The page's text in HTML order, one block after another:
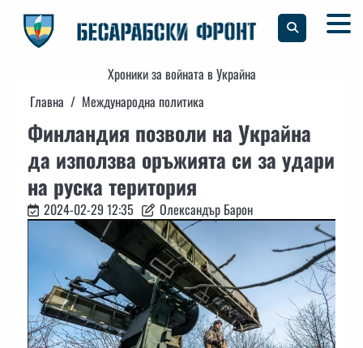
content
Хроники за войната в Украйна
Главна
Международна политика
Финландия позволи на Украйна
да използва оръжията си за удари
на руска територия
2024-02-29 12:35 Олександър Барон